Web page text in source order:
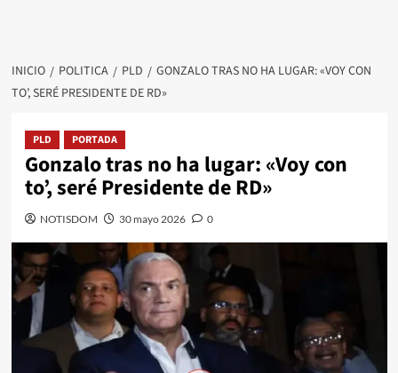
INICIO POLITICA PLD
GONZALO TRAS NO HA LUGAR: «VOY CON
TO’, SERÉ PRESIDENTE DE RD»
PLD PORTADA
Gonzalo tras no ha lugar: «Voy con
to’, seré Presidente de RD»
NOTISDOM 30 mayo 2026 0